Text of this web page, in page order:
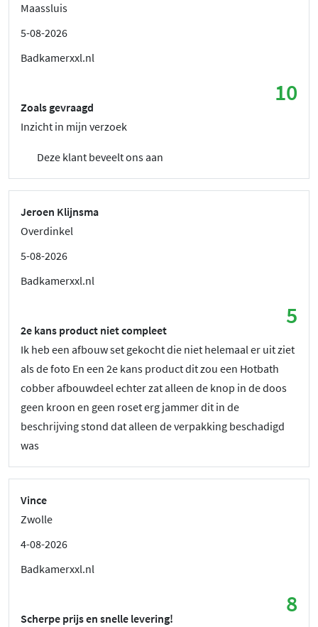
Maassluis
5-08-2026
Badkamerxxl.nl
10
Zoals gevraagd
Inzicht in mijn verzoek
Deze klant beveelt ons aan
Jeroen Klijnsma
Overdinkel
5-08-2026
Badkamerxxl.nl
5
2e kans product niet compleet
Ik heb een afbouw set gekocht die niet helemaal er uit ziet
als de foto En een 2e kans product dit zou een Hotbath
cobber afbouwdeel echter zat alleen de knop in de doos
geen kroon en geen roset erg jammer dit in de
beschrijving stond dat alleen de verpakking beschadigd
was
Vince
Zwolle
4-08-2026
Badkamerxxl.nl
8
Scherpe prijs en snelle levering!